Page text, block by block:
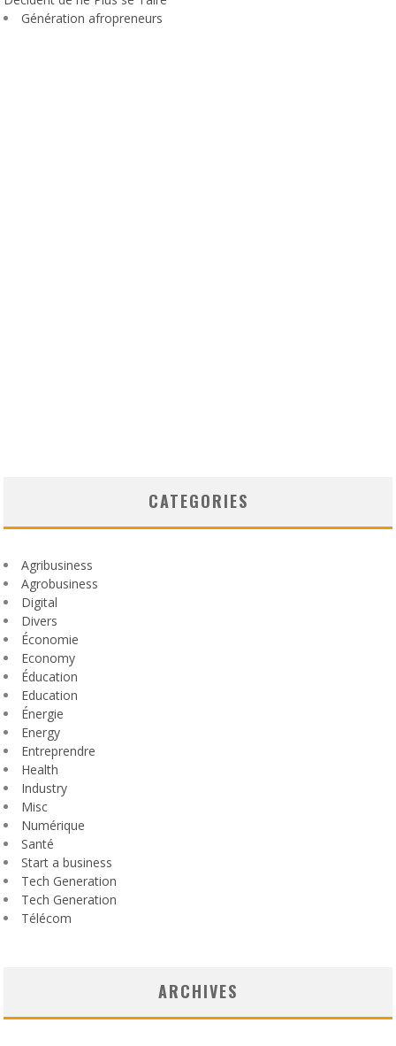
Génération afropreneurs
CATEGORIES
Agribusiness
Agrobusiness
Digital
Divers
Économie
Economy
Éducation
Education
Énergie
Energy
Entreprendre
Health
Industry
Misc
Numérique
Santé
Start a business
Tech Generation
Tech Generation
Télécom
ARCHIVES